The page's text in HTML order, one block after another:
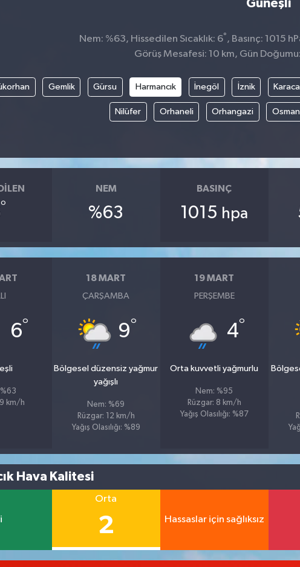
Güneşli
Nem: %63, Hissedilen Sıcaklık: 6° , Basınç: 1015
Görüş Mesafesi: 10 km, Gün Doğumu:
Gemlik Gürsu Harmancık İnegöl İznik
Nilüfer Orhaneli Orhangazi
°
NEM
%63
BASINÇ
1015 hpa
6°
km/h
18 MART
ÇARŞAMBA
9°
Bölgesel düzensiz yağmur
yağışlı
Nem: %69
Rüzgar: 12 km/h
Yağış Olasılığı: %89
19 MART
PERŞEMBE
4°
Orta kuvvetli yağmurlu
Nem: %95
Rüzgar: 8 km/h
Yağış Olasılığı: %87
Hava Kalitesi
Orta
2 Hassaslar için sağlıksız